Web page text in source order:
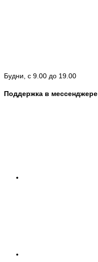
Будни, с 9.00 до 19.00
Поддержка в мессенджере